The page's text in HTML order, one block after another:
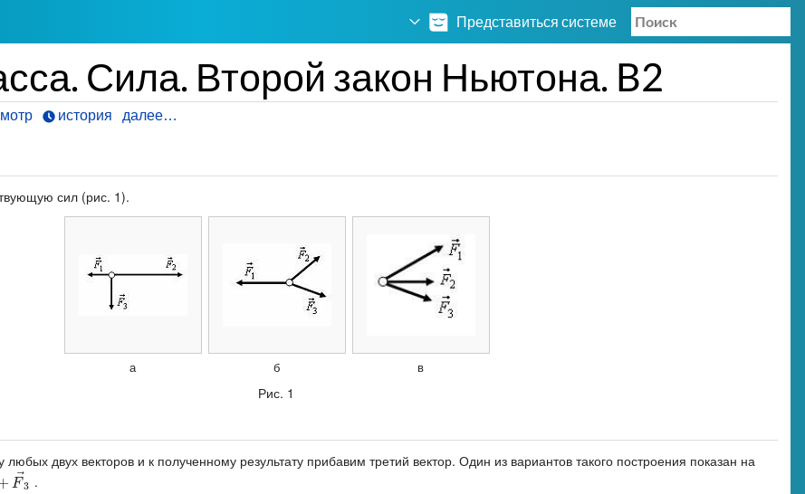
Представиться системе
Сила. Второй закон Ньютона. B2
история далее…
сил (рис. 1).
а б в
Рис. 1
двух векторов и к полученному результату прибавим третий вектор. Один из вариантов такого построения показан на
F⃗
3
+ F→ 3.